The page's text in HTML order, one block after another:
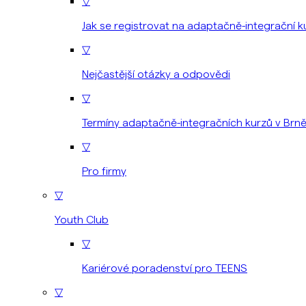
Jak se registrovat na adaptačně-integrační
▽
Nejčastější otázky a odpovědi
▽
Termíny adaptačně-integračních kurzů v Brně
▽
Pro firmy
▽
Youth Club
▽
Kariérové poradenství pro TEENS
▽